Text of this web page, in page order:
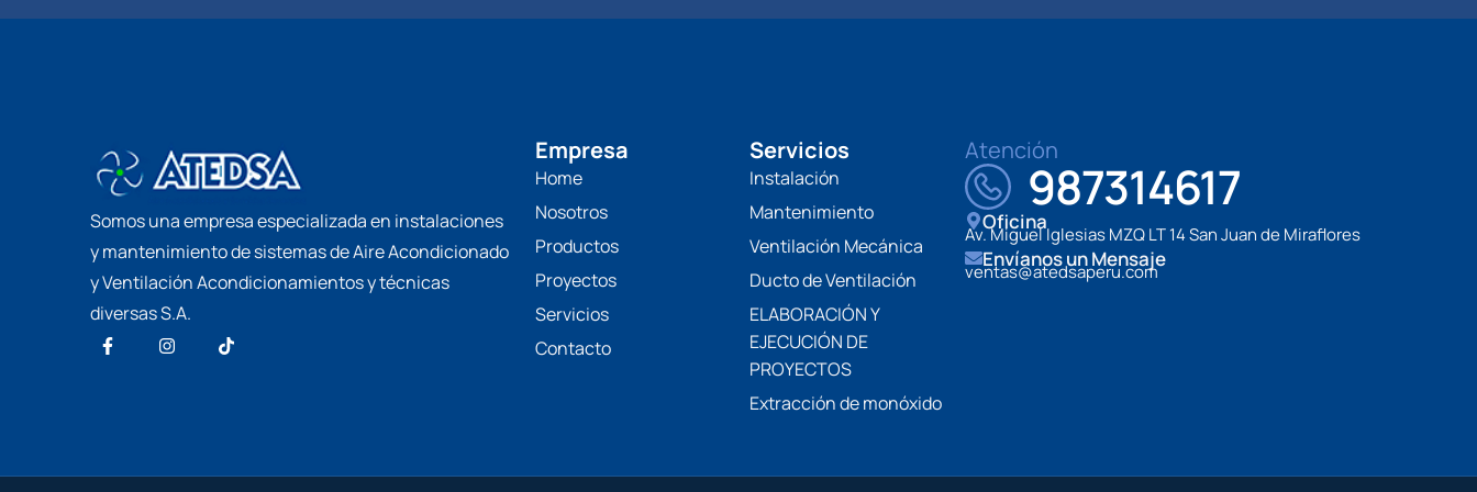
Somos una empresa especializada en instalaciones
y mantenimiento de sistemas de Aire Acondicionado
y Ventilación Acondicionamientos y técnicas
diversas S.A.
Empresa
Home
Nosotros
Productos
Proyectos
Servicios
Contacto
Servicios
Instalación
Mantenimiento
Ventilación Mecánica
Ducto de Ventilación
ELABORACIÓN Y
EJECUCIÓN DE
PROYECTOS
Extracción de monóxido
Atención
987314617
Oficina
Av. Miguel Iglesias MZQ LT 14 San Juan de Miraflores
Envíanos un Mensaje
ventas@atedsaperu.com